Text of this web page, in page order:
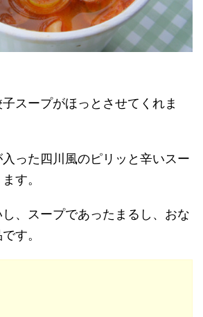
スープがほっとさせてくれま
った四川風のピリッと辛いスー
す。
、スープであったまるし、おな
す。